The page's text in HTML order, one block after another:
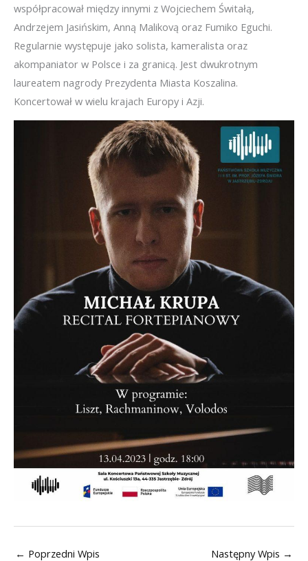
współpracował między innymi z Wojciechem Świtałą,
Andrzejem Jasińskim, Anną Malikovą oraz Fumiko Eguchi.
Regularnie występuje jako solista, kameralista oraz
akompaniator w Polsce i za granicą. Jest dwukrotnym
laureatem nagrody Prezydenta Miasta Koszalina.
Koncertował w wielu krajach Europy i Azji.
← Poprzedni Wpis Następny Wpis →